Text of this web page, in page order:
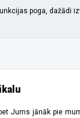
poga, dažādi
Jums jānāk pie